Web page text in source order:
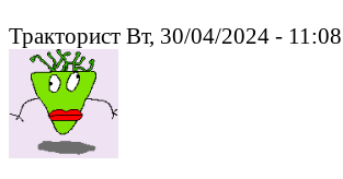
Тракторист Вт, 30/04/2024 - 11:08